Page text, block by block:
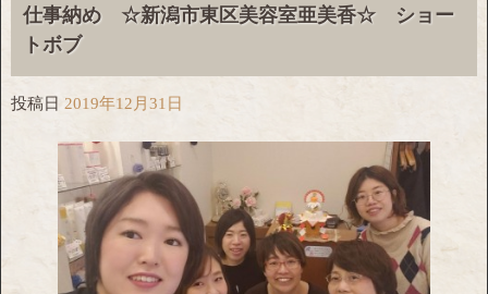
仕事納め ☆新潟市東区美容室亜美香☆ ショー
トボブ
投稿日 2019年12月31日